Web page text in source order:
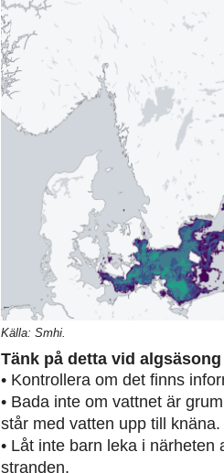
Källa: Smhi.
Tänk på detta vid algsäsong
• Kontrollera om det finns
• Bada inte om vattnet är
står med vatten upp till knäna.
• Låt inte barn leka i
stranden.